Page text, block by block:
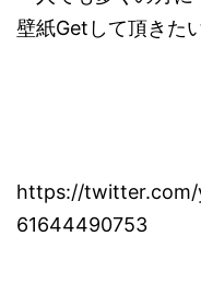
壁紙Getして頂きた
https://twitter.com/
61644490753